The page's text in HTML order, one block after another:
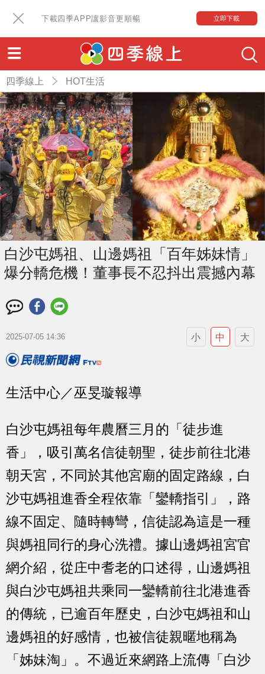
下載四季APP讓影音更順暢 立即下載
四季線上 HOT生活
白沙屯媽祖、山邊媽祖「百年姊妹情」
爆分轎危機！董事長不忍抖出震撼內幕
2025-07-05 14:36 小 中 大
生活中心／巫旻璇報導
白沙屯媽祖每年農曆三月的「徒步進
香」，吸引萬名信徒朝聖，徒步前往北港
朝天宮，不同於其他宮廟的固定路線，白
沙屯媽祖進香全程依靠「鑾轎指引」，路
線不固定、隨時轉彎，信徒認為這是一種
與媽祖同行的身心洗禮。據山邊媽祖宮官
網介紹，從庄中耆老的口述得，山邊媽祖
與白沙屯媽祖共乘同一鑾轎前往北港進香
的傳統，已逾百年歷史，白沙屯媽祖和山
邊媽祖的好感情，也被信徒親暱地稱為
「姊妹淘」。不過近來網路上流傳「白沙